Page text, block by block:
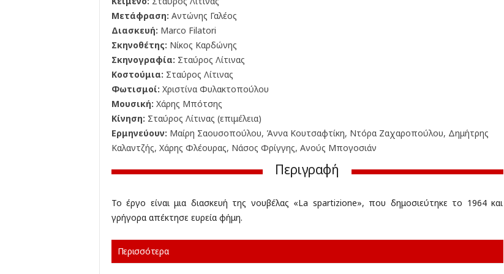
μ
Μετάφραση: Αντώνης Γαλέος
Διασκευή: Marco Filatori
Σκηνοθέτης: Νίκος Καρδώνης
Σκηνογραφία: Σταύρος Λίτινας
Κοστούμια: Σταύρος Λίτινας
Φωτισμοί: Χριστίνα Φυλακτοπούλου
Μουσική: Χάρης Μπότσης
Κίνηση: Σταύρος Λίτινας (επιμέλεια)
Ερμηνεύουν: Μαίρη Σαουσοπούλου, Άννα Κουτσαφτίκη, Ντόρα Ζαχαροπούλου, Δημήτρης
Καλαντζής, Χάρης Φλέουρας, Νάσος Φρίγγης, Ανούς Μπογοσιάν
Περιγραφή
Το έργο είναι μια διασκευή της νουβέλας «La spartizione», που δημοσιεύτηκε το 1964 και
γρήγορα απέκτησε ευρεία φήμη.
Περισσότερα